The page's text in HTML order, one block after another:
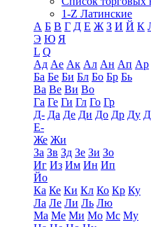
1-Z Латинские
А Б В Г Д Е Ж З И Й К
Э Ю Я
L Q
Ад Ае Ак Ал Ан Ап Ар
Ба Бе Би Бл Бо Бр Бь
Ва Ве Ви Во
Га Ге Ги Гл Го Гр
Д- Да Де Ди До Др Ду
Е-
Же Жи
За Зв Зд Зе Зи Зо
Иг Из Им Ин Ип
Йо
Ка Ке Ки Кл Ко Кр Ку
Ла Ле Ли Ль Лю
Ма Ме Ми Мо Мс Му